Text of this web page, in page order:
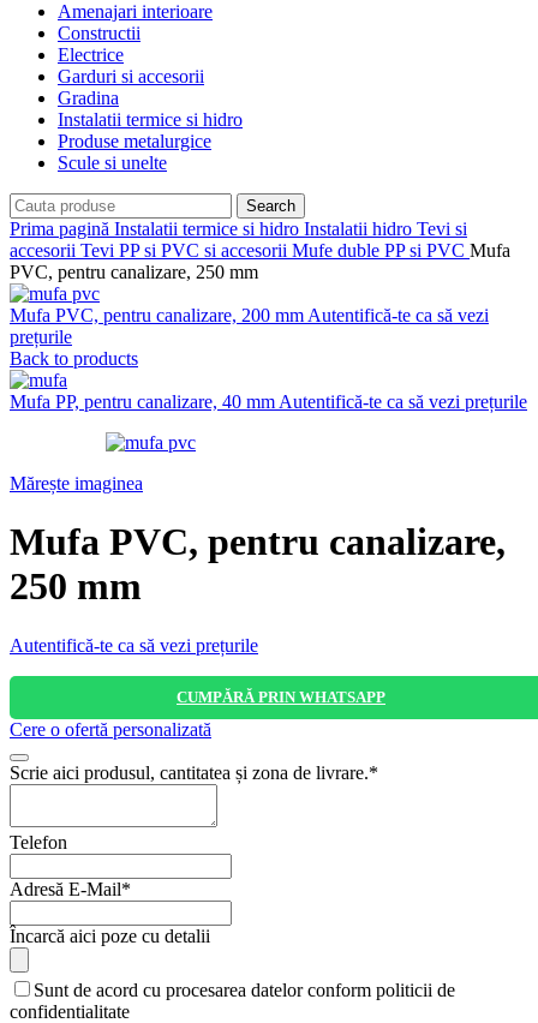
Amenajari interioare
Constructii
Electrice
Garduri si accesorii
Gradina
Instalatii termice si hidro
Produse metalurgice
Scule si unelte
Search
Prima pagină Instalatii termice si hidro Instalatii hidro Tevi si
accesorii Tevi PP si PVC si accesorii Mufe duble PP si PVC Mufa
PVC, pentru canalizare, 250 mm
Mufa PVC, pentru canalizare, 200 mm Autentifică-te ca să vezi
prețurile
Back to products
Mufa PP, pentru canalizare, 40 mm Autentifică-te ca să vezi prețurile
Mărește imaginea
Mufa PVC, pentru canalizare,
250 mm
Autentifică-te ca să vezi prețurile
CUMPĂRĂ PRIN WHATSAPP
Cere o ofertă personalizată
Scrie aici produsul, cantitatea și zona de livrare.*
Telefon
Adresă E-Mail*
Încarcă aici poze cu detalii
Email*
Sunt de acord cu procesarea datelor conform politicii de
confidentialitate